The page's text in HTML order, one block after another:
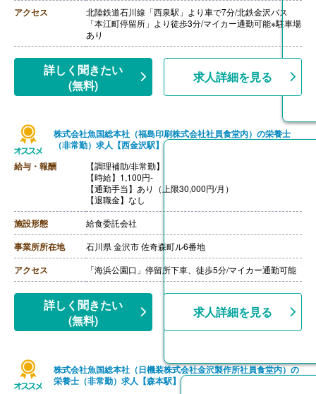
アクセス
北陸鉄道石川線「西泉駅」より車で7分/北鉄金沢バス
「本江町停留所」より徒歩3分/マイカー通勤可能※駐車場
あり
詳しく聞きたい
(無料)
求人詳細を見る
株式会社魚国総本社（福島印刷株式会社社員食堂内）の栄養士
（非常勤）求人【西金沢駅】
給与・報酬
【調理補助/非常勤】
【時給】1,100円-
【通勤手当】あり（上限30,000円/月）
【退職金】なし
施設形態 給食委託会社
事業所所在地 石川県 金沢市 佐奇森町ル6番地
アクセス 「海浜公園口」停留所下車、徒歩5分/マイカー通勤可能
詳しく聞きたい
(無料)
求人詳細を見る
株式会社魚国総本社（日機装株式会社金沢製作所社員食堂内）の
栄養士（非常勤）求人【森本駅】